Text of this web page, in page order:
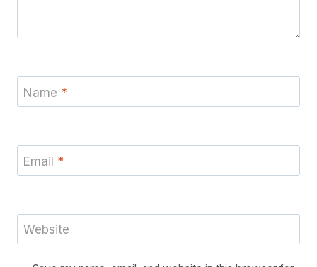
Name *
Email *
Website